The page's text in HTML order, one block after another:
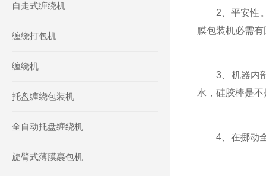
自走式缠绕机
缠绕打包机
缠绕机
托盘缠绕包装机
全自动托盘缠绕机
旋臂式薄膜裹包机
2、平安性。
膜包装机必需
3、机器内部
水，硅胶棒是
4、在挪动全